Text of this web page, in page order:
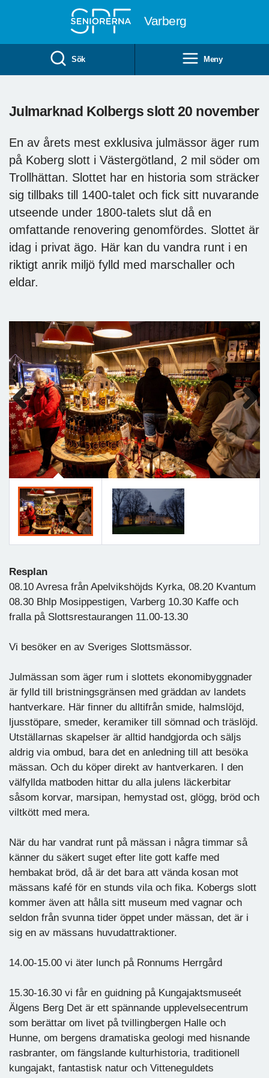
Varberg
Sök Meny
Julmarknad Kolbergs slott 20 november
En av årets mest exklusiva julmässor äger rum
på Koberg slott i Västergötland, 2 mil söder om
Trollhättan. Slottet har en historia som sträcker
sig tillbaks till 1400-talet och fick sitt nuvarande
utseende under 1800-talets slut då en
omfattande renovering genomfördes. Slottet är
idag i privat ägo. Här kan du vandra runt i en
riktigt anrik miljö fylld med marschaller och
eldar.
Previous Next
Resplan
08.10 Avresa från Apelvikshöjds Kyrka, 08.20 Kvantum
08.30 Bhlp Mosippestigen, Varberg 10.30 Kaffe och
fralla på Slottsrestaurangen 11.00-13.30
Vi besöker en av Sveriges Slottsmässor.
Julmässan som äger rum i slottets ekonomibyggnader
är fylld till bristningsgränsen med gräddan av landets
hantverkare. Här finner du alltifrån smide, halmslöjd,
ljusstöpare, smeder, keramiker till sömnad och träslöjd.
Utställarnas skapelser är alltid handgjorda och säljs
aldrig via ombud, bara det en anledning till att besöka
mässan. Och du köper direkt av hantverkaren. I den
välfyllda matboden hittar du alla julens läckerbitar
såsom korvar, marsipan, hemystad ost, glögg, bröd och
viltkött med mera.
När du har vandrat runt på mässan i några timmar så
känner du säkert suget efter lite gott kaffe med
hembakat bröd, då är det bara att vända kosan mot
mässans kafé för en stunds vila och fika. Kobergs slott
kommer även att hålla sitt museum med vagnar och
seldon från svunna tider öppet under mässan, det är i
sig en av mässans huvudattraktioner.
14.00-15.00 vi äter lunch på Ronnums Herrgård
15.30-16.30 vi får en guidning på Kungajaktsmuseét
Älgens Berg Det är ett spännande upplevelsecentrum
som berättar om livet på tvillingbergen Halle och
Hunne, om bergens dramatiska geologi med hisnande
rasbranter, om fängslande kulturhistoria, traditionell
kungajakt, fantastisk natur och Vitteneguldets